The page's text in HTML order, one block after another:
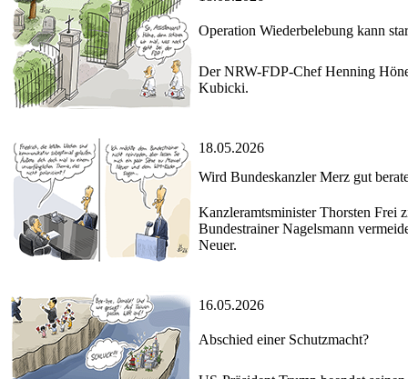
Operation Wiederbelebung kann
Der NRW-FDP-Chef Henning
Kubicki.
18.05.2026
Wird Bundeskanzler Merz gut
Kanzleramtsminister Thorsten Frei
Bundestrainer Nagelsmann
Neuer.
16.05.2026
Abschied einer Schutzmacht?